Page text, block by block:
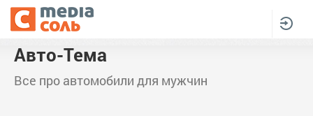
Авто-Тема
Все про автомобили для мужчин